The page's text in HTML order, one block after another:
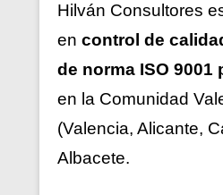
Hilván Consultores
en control de
de norma ISO 9001
en la Comunidad
(Valencia, Alicante,
Albacete.